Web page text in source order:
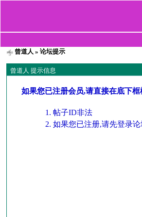
曾道人 » 论坛提示
曾道人 提示信息
如果您已注册会员,请直接在底下
帖子ID非法
如果您已注册,请先登录